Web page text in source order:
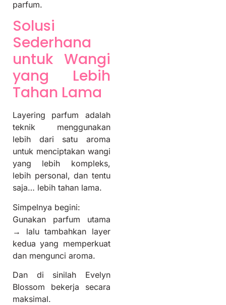
parfum.
Solusi
Sederhana
untuk Wangi
yang Lebih
Tahan Lama
Layering parfum adalah
teknik menggunakan
lebih dari satu aroma
untuk menciptakan wangi
yang lebih kompleks,
lebih personal, dan tentu
saja… lebih tahan lama.
Simpelnya begini:
Gunakan parfum utama
→ lalu tambahkan layer
kedua yang memperkuat
dan mengunci aroma.
Dan di sinilah Evelyn
Blossom bekerja secara
maksimal.